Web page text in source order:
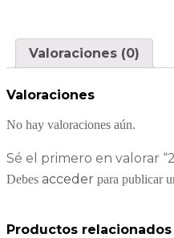
Valoraciones (0)
Valoraciones
No hay valoraciones aún.
Sé el primero en valorar
Debes acceder para publicar
Productos relacionados